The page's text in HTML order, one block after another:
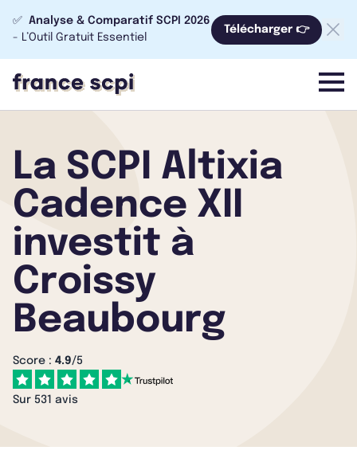
✅ Analyse & Comparatif SCPI 2026
- L’Outil Gratuit Essentiel
Télécharger 👉
menu
La SCPI Altixia
Cadence XII
investit à
Croissy
Beaubourg
Score : 4.9/5
Sur 531 avis